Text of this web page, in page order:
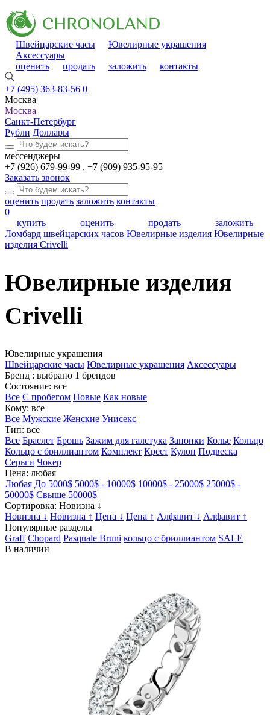
Швейцарские часы
Ювелирные украшения
Аксессуары
оценить
продать заложить контакты
+7 (495) 363-83-56 0
Москва
Москва
Санкт-Петербург
Рубли Доллары
мессенджеры
+7 (926) 679-99-99
+7 (909) 935-95-95
Заказать звонок
оценить продать заложить контакты
0
купить
оценить продать
заложить
Ломбард швейцарских часов Ювелирные изделия Ювелирные
изделия Crivelli
Ювелирные изделия
Crivelli
Ювелирные украшения
Швейцарские часы Ювелирные украшения Аксессуары
Бренд : выбрано 1 брендов
Состояние: все
Все С пробегом Новые Как новые
Кому: все
Все Мужские Женские Унисекс
Тип: все
Все Браслет Брошь Зажим для галстука Запонки Колье Кольцо
Кольцо с бриллиантом Комплект Крест Кулон Подвеска
Серьги Чокер
Цена: любая
Любая До 5000$ 5000$ - 10000$ 10000$ - 25000$ 25000$ -
50000$ Свыше 50000$
Сортировка: Новизна ↓
Новизна ↓ Новизна ↑ Цена ↓ Цена ↑ Алфавит ↓ Алфавит ↑
Популярные разделы
Graff Chopard Pasquale Bruni кольцо с бриллиантом SALE
В наличии